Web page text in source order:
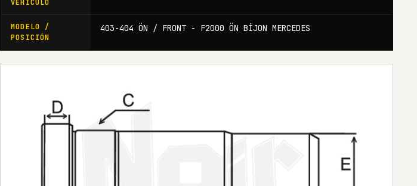
VEHÍCULO
MODELO /
POSICIÓN
403-404 ÖN / FRONT - F2000 ÖN BİJON MERCEDES